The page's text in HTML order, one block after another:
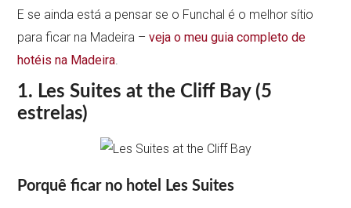
E se ainda está a pensar se o Funchal é o melhor sítio
para ficar na Madeira –veja o meu guia completo de
hotéis na Madeira
1. Les Suites at the Cliff Bay (5
estrelas)
Porquê ficar no hotel Les Suites